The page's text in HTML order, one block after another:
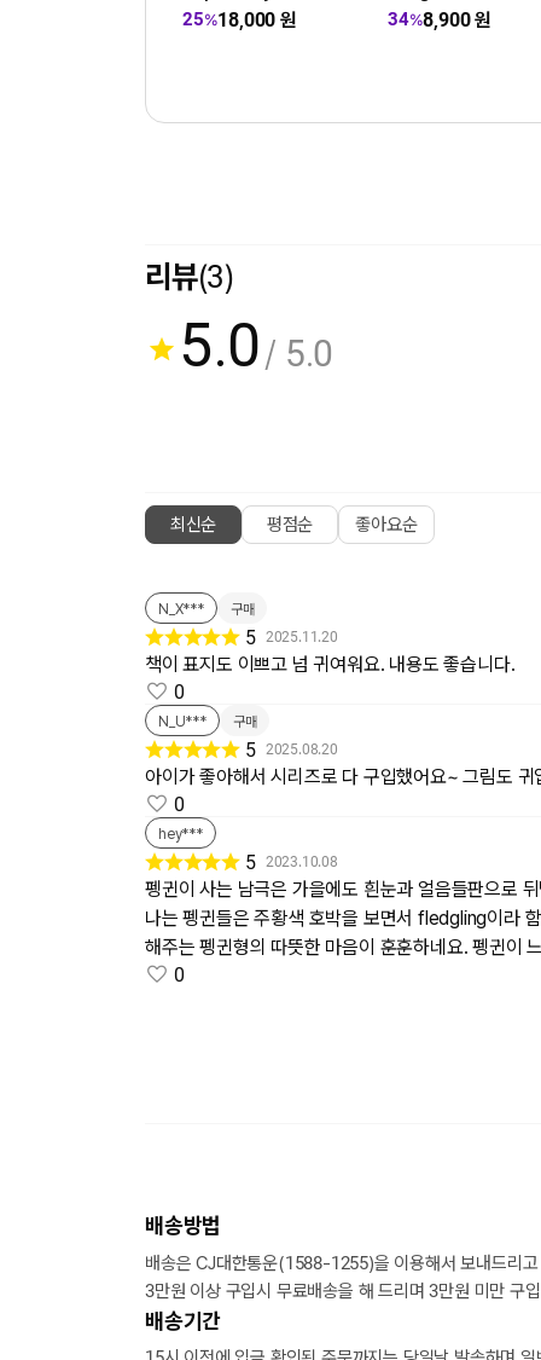
25%18,000원 34%8,900원
리뷰(3)
5.0/ 5.0
최신순 평점순 좋아요순
N_X*** 구매
5 2025.11.20
책이 표지도 이쁘고 넘 귀여워요. 내용도 좋습니다.
0
N_U*** 구매
5 2025.08.20
아이가 좋아해서 시리즈로 다 구입했어요~ 그림도
0
hey***
5 2023.10.08
펭귄이 사는 남극은 가을에도 흰눈과 얼음들판으로
나는 펭귄들은 주황색 호박을 보면서 fledgling이라
해주는 펭귄형의 따뜻한 마음이 훈훈하네요. 펭귄이
0
배송방법
배송은 CJ대한통운(1588-1255)을 이용해서 보내드리
3만원 이상 구입시 무료배송을 해 드리며 3만원 미만 구
배송기간